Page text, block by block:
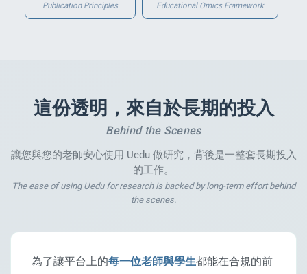
Publication Principles Educational Omics Framework
這份透明，來自於長期的投入
Behind the Scenes
讓您與您的老師安心使用 Uedu 做研究，背後是一整套長期投入
的工作。
The ease of using Uedu for research is backed by long-term effort behind
the scenes.
為了讓平台上的每一位老師與學生都能在合規的前